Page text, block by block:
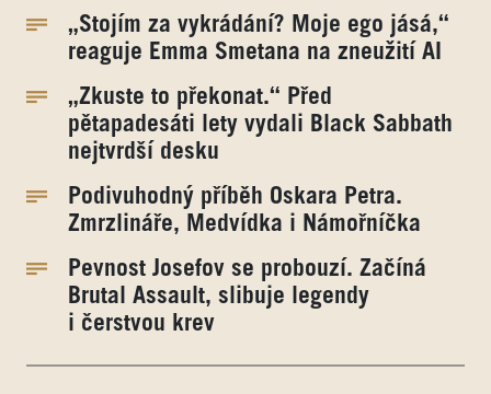
„Stojím za vykrádání? Moje ego jásá,“
reaguje Emma Smetana na zneužití AI
„Zkuste to překonat.“ Před
pětapadesáti lety vydali Black Sabbath
nejtvrdší desku
Podivuhodný příběh Oskara Petra.
Zmrzlináře, Medvídka i Námořníčka
Pevnost Josefov se probouzí. Začíná
Brutal Assault, slibuje legendy
i čerstvou krev